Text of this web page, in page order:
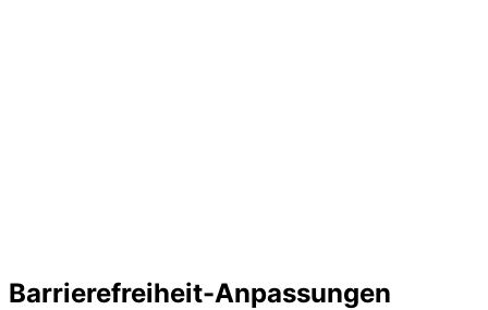
Barrierefreiheit-Anpassungen